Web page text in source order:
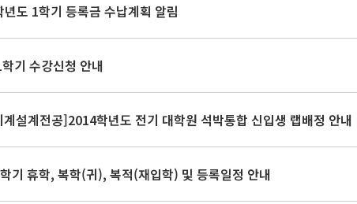
도 1학기 등록금 수납계획 알림
기 수강신청 안내
설계전공]2014학년도 전기 대학원 석박통합 신입생 랩배정 안내
기 휴학, 복학(귀), 복적(재입학) 및 등록일정 안내